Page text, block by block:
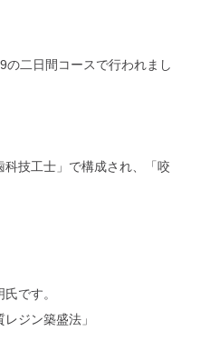
の二日間コースで行われまし
科技工士」で構成され、「咬
です。
ジン築盛法」